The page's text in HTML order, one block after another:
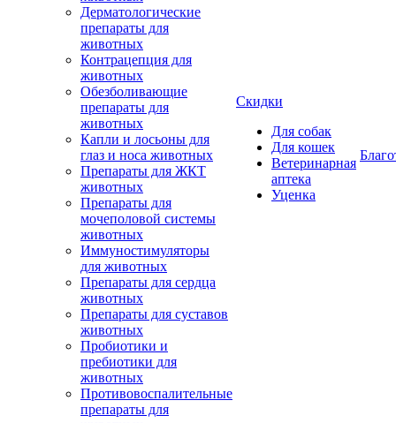
Дерматологические
препараты для
животных
Контрацепция для
животных
Обезболивающие
препараты для
животных
Капли и лосьоны для
глаз и носа животных
Препараты для ЖКТ
животных
Препараты для
мочеполовой системы
животных
Иммуностимуляторы
для животных
Препараты для сердца
животных
Препараты для суставов
животных
Пробиотики и
пребиотики для
животных
Противовоспалительные
препараты для
Скидки
Для собак
Для кошек
Ветеринарная
аптека
Уценка